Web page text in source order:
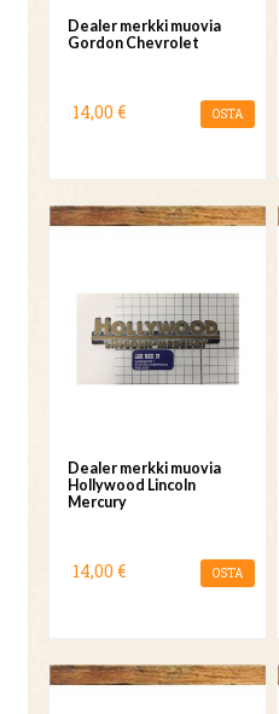
Dealer merkki muovia
Gordon Chevrolet
14,00 € OSTA
Dealer merkki muovia
Hollywood Lincoln
Mercury
14,00 € OSTA